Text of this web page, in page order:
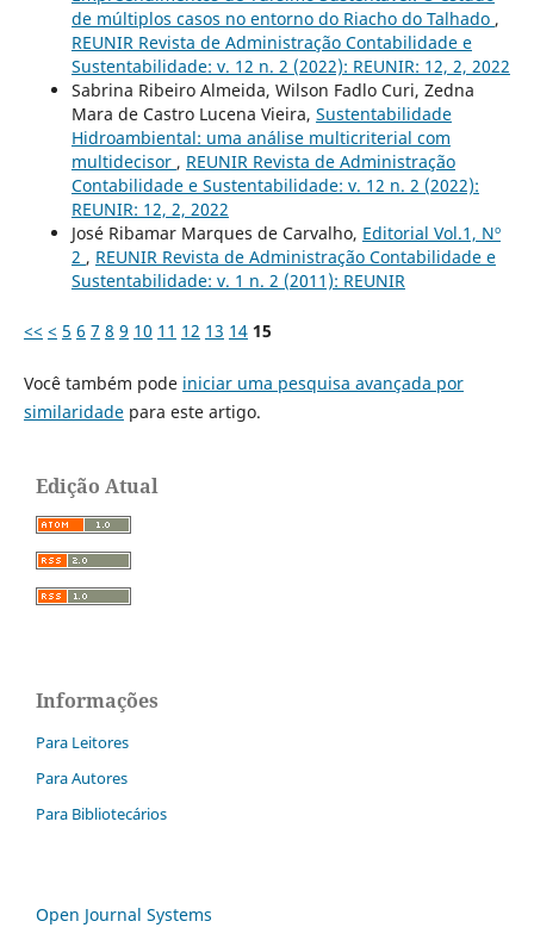
de múltiplos casos no entorno do Riacho do Talhado ,
REUNIR Revista de Administração Contabilidade e
Sustentabilidade: v. 12 n. 2 (2022): REUNIR: 12, 2, 2022
Sabrina Ribeiro Almeida, Wilson Fadlo Curi, Zedna
Mara de Castro Lucena Vieira, Sustentabilidade
Hidroambiental: uma análise multicriterial com
multidecisor , REUNIR Revista de Administração
Contabilidade e Sustentabilidade: v. 12 n. 2 (2022):
REUNIR: 12, 2, 2022
José Ribamar Marques de Carvalho, Editorial Vol.1, Nº
2 , REUNIR Revista de Administração Contabilidade e
Sustentabilidade: v. 1 n. 2 (2011): REUNIR
<< < 5 6 7 8 9 10 11 12 13 14 15
Você também pode iniciar uma pesquisa avançada por
similaridadepara este artigo.
Edição Atual
Informações
Para Leitores
Para Autores
Para Bibliotecários
Open Journal Systems